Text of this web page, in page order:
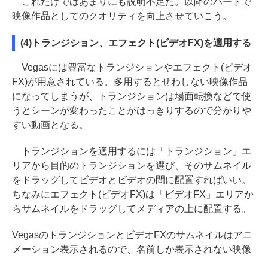
映像作品としてのクオリティを向上させていこう。
(4)トランジション、エフェクト(ビデオFX)を適用する
Vegasには豊富なトランジションやエフェクト(ビデオ
FX)が用意されている。多用するとせわしない映像作品
になってしまうが、トランジションは場面転換などで使
うとシーンが変わったことがはっきりするので分かりや
すい動画となる。
トランジションを適用するには「トランジション」エ
リアから目的のトランジションを選び、そのサムネイル
をドラッグしてビデオとビデオの間に配置すればいい。
ちなみにエフェクト(ビデオFX)は「ビデオFX」エリアか
らサムネイルをドラッグしてメディアの上に配置する。
VegasのトランジションとビデオFXのサムネイルはアニ
メーション表示されるので、名前しか表示されない映像